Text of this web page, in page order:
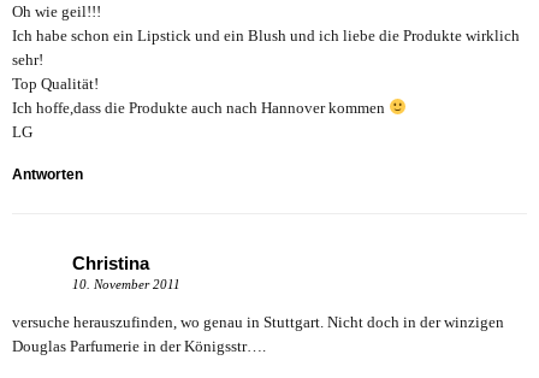
Oh wie geil!!!
Ich habe schon ein Lipstick und ein Blush und ich liebe die Produkte wirklich
sehr!
Top Qualität!
Ich hoffe,dass die Produkte auch nach Hannover kommen
LG
Antworten
Christina
10. November 2011
versuche herauszufinden, wo genau in Stuttgart. Nicht doch in der winzigen
Douglas Parfumerie in der Königsstr….